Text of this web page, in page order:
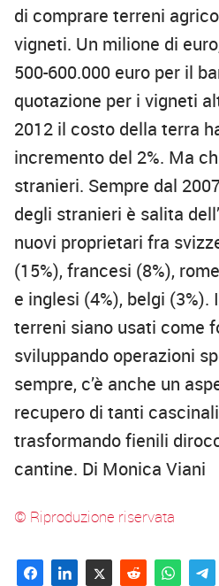
di comprare terreni
vigneti. Un milione di
500-600.000 euro per il
quotazione per i vigneti
2012 il costo della terra
incremento del 2%. Ma
stranieri. Sempre dal
degli stranieri è salita
nuovi proprietari fra
(15%), francesi (8%),
e inglesi (4%), belgi
terreni siano usati come
sviluppando operazioni
sempre, c’è anche un
recupero di tanti
trasformando fienili
cantine. Di Monica Viani
© Riproduzione riservata